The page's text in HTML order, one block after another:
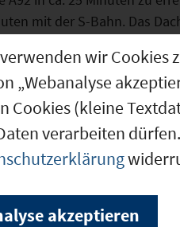
mit der S-Bahn. Das
A Richtung Altomünster
-
wir Cookies
„Webanalyse
Cookies (kleine
verarbeiten
akzeptieren